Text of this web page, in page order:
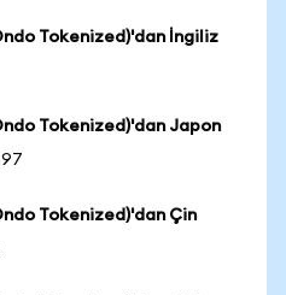
Tokenized)'dan İngiliz
Tokenized)'dan Japon
Tokenized)'dan Çin